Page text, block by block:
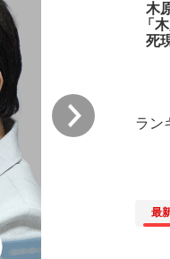
木
「
死
ラン
最